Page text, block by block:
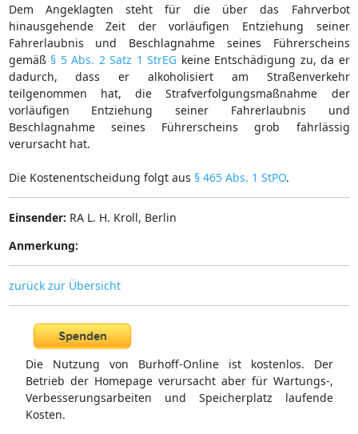
Dem Angeklagten steht für die über das Fahrverbot
hinausgehende Zeit der vorläufigen Entziehung seiner
Fahrerlaubnis und Beschlagnahme seines Führerscheins
gemäß § 5 Abs. 2 Satz 1 StrEG keine Entschädigung zu, da er
dadurch, dass er alkoholisiert am Straßenverkehr
teilgenommen hat, die Strafverfolgungsmaßnahme der
vorläufigen Entziehung seiner Fahrerlaubnis und
Beschlagnahme seines Führerscheins grob fahrlässig
verursacht hat.
Die Kostenentscheidung folgt aus § 465 Abs. 1 StPO.
Einsender: RA L. H. Kroll, Berlin
Anmerkung:
zurück zur Übersicht
Die Nutzung von Burhoff-Online ist kostenlos. Der
Betrieb der Homepage verursacht aber für Wartungs-,
Verbesserungsarbeiten und Speicherplatz laufende
Kosten.